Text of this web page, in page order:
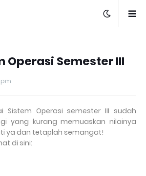
Operasi Semester III
pm
Sistem Operasi semester III sudah
yang kurang memuaskan nilainya
ya dan tetaplah semangat!
di sini: